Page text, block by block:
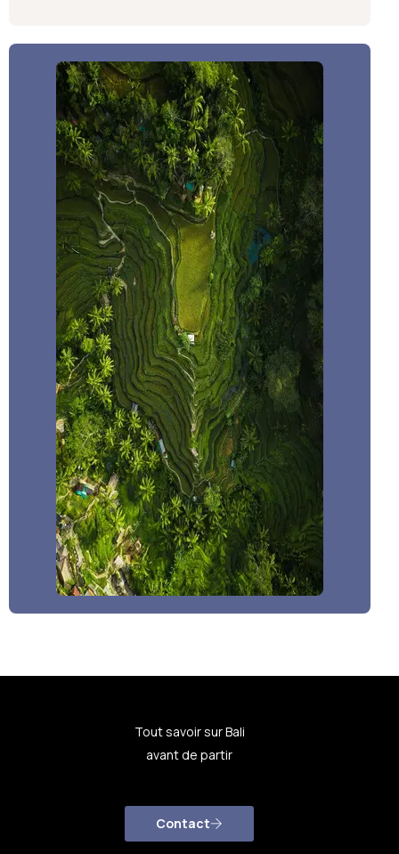
Tout savoir sur Bali
avant de partir
Contact